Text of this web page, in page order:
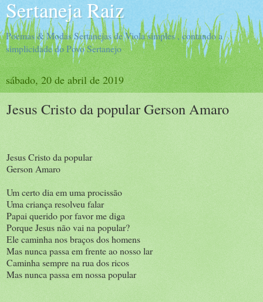
Sertaneja Raiz
Poemas & Modas Sertanejas de Viola simples , contando a
simplicidade do Povo Sertanejo
sábado, 20 de abril de 2019
Jesus Cristo da popular Gerson Amaro
Jesus Cristo da popular
Gerson Amaro
Um certo dia em uma procissão
Uma criança resolveu falar
Papai querido por favor me diga
Porque Jesus não vai na popular?
Ele caminha nos braços dos homens
Mas nunca passa em frente ao nosso lar
Caminha sempre na rua dos ricos
Mas nunca passa em nossa popular